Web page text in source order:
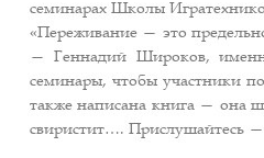
семинарах Школы
«Переживание — это
— Геннадий Широков,
семинары, чтобы участники
также написана книга — она
свиристит…. Прислушайтесь